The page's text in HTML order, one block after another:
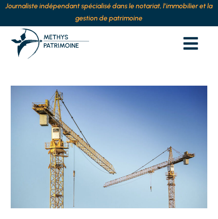
Journaliste indépendant spécialisé dans le notariat, l’immobilier et la
gestion de patrimoine